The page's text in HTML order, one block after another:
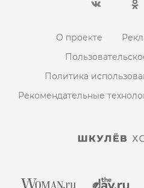
О проекте
Политика
Рекомендательные